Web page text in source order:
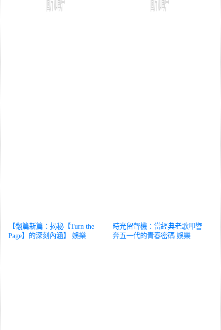
【翻篇新篇：揭秘【Turn the
Page】的深刻內涵】
娛樂
時光留聲機：當經典老歌叩響
奔五一代的青春密碼 娛樂